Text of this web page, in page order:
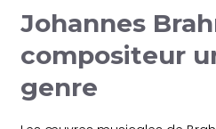
Johannes
compositeur
genre